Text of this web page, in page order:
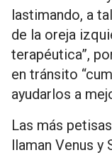
lastimando, a
de la oreja
terapéutica”,
en tránsito
ayudarlos a
Las más
llaman Venus y